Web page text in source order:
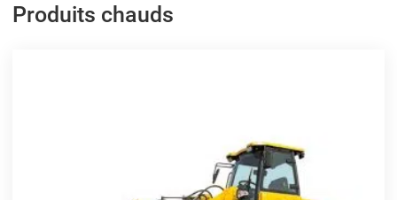
Produits chauds